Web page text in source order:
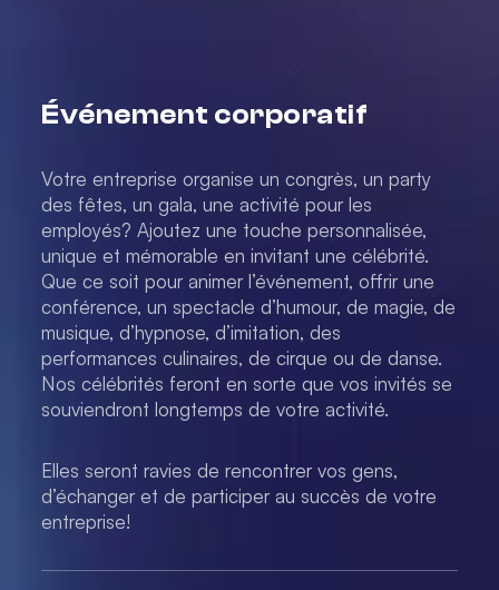
Événement corporatif
Votre entreprise organise un congrès, un party
des fêtes, un gala, une activité pour les
employés? Ajoutez une touche personnalisée,
unique et mémorable en invitant une célébrité.
Que ce soit pour animer l’événement, offrir une
conférence, un spectacle d’humour, de magie, de
musique, d’hypnose, d’imitation, des
performances culinaires, de cirque ou de danse.
Nos célébrités feront en sorte que vos invités se
souviendront longtemps de votre activité.
Elles seront ravies de rencontrer vos gens,
d’échanger et de participer au succès de votre
entreprise!